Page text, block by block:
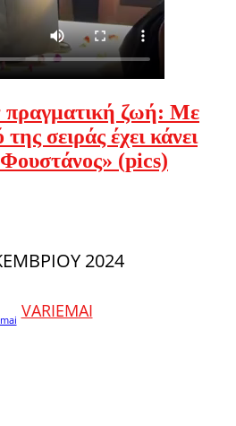
πραγματική ζωή: Με
σειράς έχει κάνει
(pics)
2024
VARIEMAI